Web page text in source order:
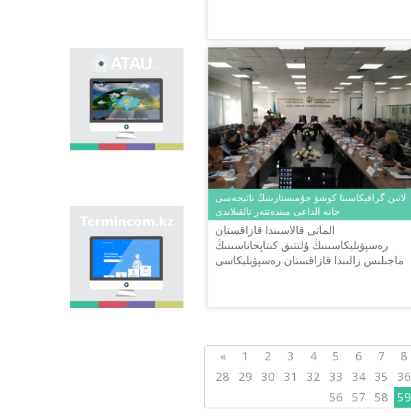
ونوماستيكالىق
اشۋدىڭ نەگىزگى
ماقساتى - ەلىمىزدىڭ
وڭىرلەرىندەگى كوشە,
ەلدىمەكەن, مەكەمەلەر
مەن تٴا رلى نىساندارعا
بەرىلگەن اتاۋلاردى
"Termincom.kz" سايتى
- قازاق تەرمينولوگيياسىن
جٴا يەلەۋگە,
تەرمينولوگييالىق قوردى
تولىقتىرۋعا, تەرميندەردى
جانە اتاۋلاردى قازاق
تىلىنىڭ نورمالارىنا
سايكەس رەتتەۋگە ٴا
لاتىن گرافيكاسىنا كوشۋ جۇمىستارىنىڭ ناتيجەسى
جانە الداعى مىندەتتەر تالقىلاندى
الماتى قالاسىندا قازاقستان
رەسپۋبليكاسىنىڭ ۇلتتىق كىتاپحاناسىنىڭ
ماجىلىس زالىندا قازاقستان رەسپۋبليكاسى
« 1 2 3 4 5 6 7 8
28
29 30 31 32 33 34 35 36
56
57 58 59